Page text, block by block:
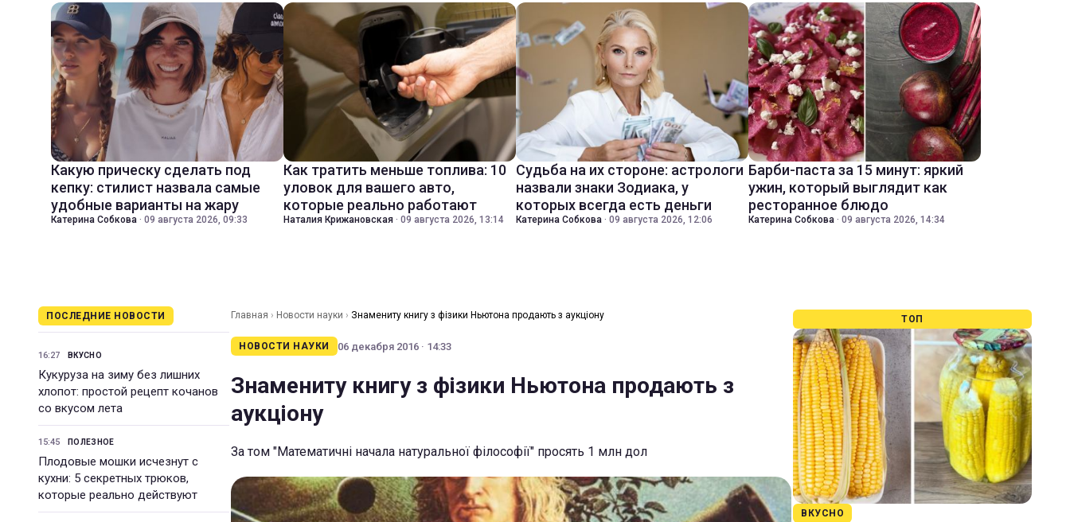
Какую прическу сделать под
кепку: стилист назвала самые
удобные варианты на жару
Катерина Собкова · 09 августа 2026, 09:33
Как тратить меньше топлива: 10
уловок для вашего авто,
которые реально работают
Наталия Крижановская · 09 августа 2026, 13:14
Судьба на их стороне: астрологи
назвали знаки Зодиака, у
которых всегда есть деньги
Катерина Собкова · 09 августа 2026, 12:06
Барби-паста за 15 минут: яркий
ужин, который выглядит как
ресторанное блюдо
Катерина Собкова · 09 августа 2026, 14:34
ПОСЛЕДНИЕ НОВОСТИ
16:27 ВКУСНО
Кукуруза на зиму без лишних
хлопот: простой рецепт кочанов
со вкусом лета
15:45 ПОЛЕЗНОЕ
Плодовые мошки исчезнут с
кухни: 5 секретных трюков,
которые реально действуют
Главная › Новости науки › Знамениту книгу з фізики Ньютона продають з аукціону
НОВОСТИ НАУКИ 06 декабря 2016 · 14:33
Знамениту книгу з фізики Ньютона продають з
аукціону
За том "Математичні начала натуральної філософії" просять 1 млн дол
ТОП
ВКУСНО